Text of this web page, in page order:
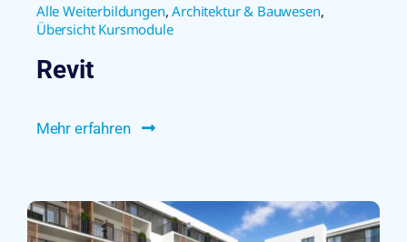
Alle Weiterbildungen,Architektur & Bauwesen,
Übersicht Kursmodule
Revit
Mehr erfahren